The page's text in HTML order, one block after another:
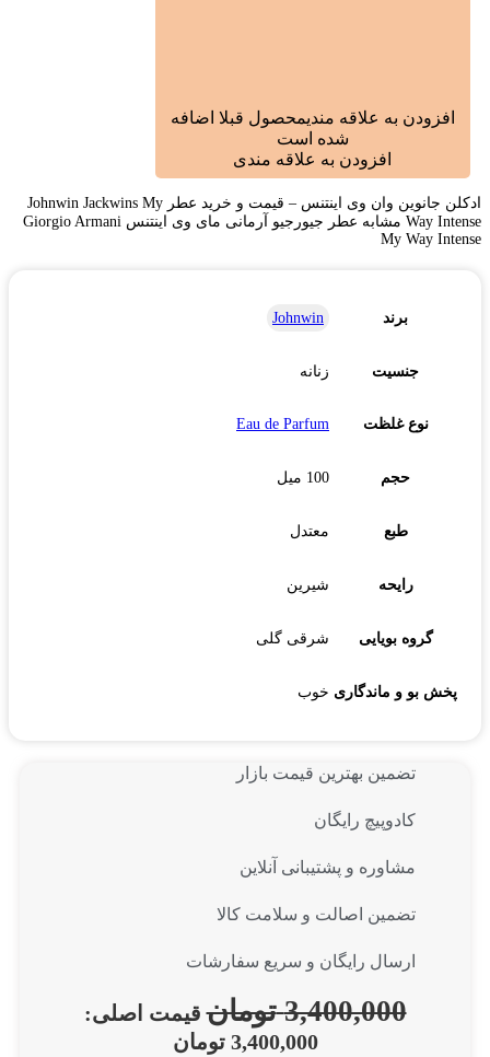
افزودن به علاقه مندیمحصول قبلا اضافه
شده است
افزودن به علاقه مندی
ادکلن جانوین وان وی اینتنس – قیمت و خرید عطر Johnwin Jackwins My
Way Intense مشابه عطر جیورجیو آرمانی مای وی اینتنس Giorgio Armani
My Way Intense
برند Johnwin
جنسیت زنانه
نوع غلظت Eau de Parfum
حجم 100 میل
طبع معتدل
رایحه شیرین
گروه بویایی شرقی گلی
پخش بو و ماندگاری خوب
تضمین بهترین قیمت بازار
کادوپیچ رایگان
مشاوره و پشتیبانی آنلاین
تضمین اصالت و سلامت کالا
ارسال رایگان و سریع سفارشات
3,400,000 تومان قیمت اصلی:
3,400,000 تومان